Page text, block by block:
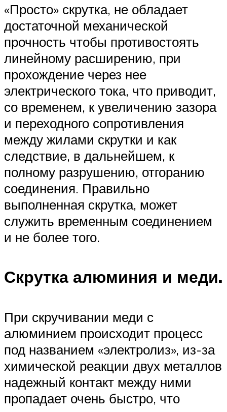
«Просто» скрутка, не обладает
достаточной механической
прочность чтобы противостоять
линейному расширению, при
прохождение через нее
электрического тока, что приводит,
со временем, к увеличению зазора
и переходного сопротивления
между жилами скрутки и как
следствие, в дальнейшем, к
полному разрушению, отгоранию
соединения. Правильно
выполненная скрутка, может
служить временным соединением
и не более того.
Скрутка алюминия и меди.
При скручивании меди с
алюминием происходит процесс
под названием «электролиз», из-за
химической реакции двух металлов
надежный контакт между ними
пропадает очень быстро, что